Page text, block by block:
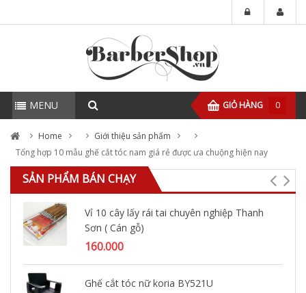
MENU GIỎ HÀNG 0
Home
Giới thiệu sản phẩm
Tổng hợp 10 mẫu ghế cắt tóc nam giá rẻ được ưa chuộng hiện nay
SẢN PHẨM BÁN CHẠY
Vỉ 10 cây lấy rái tai chuyên nghiệp Thanh
Sơn ( Cán gỗ)
160.000
Ghế cắt tóc nữ koria BY521U